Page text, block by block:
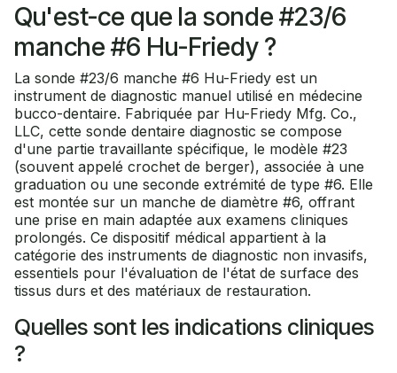
Qu'est-ce que la sonde #23/6
manche #6 Hu-Friedy ?
La sonde #23/6 manche #6 Hu-Friedy est un
instrument de diagnostic manuel utilisé en médecine
bucco-dentaire. Fabriquée par Hu-Friedy Mfg. Co.,
LLC, cette sonde dentaire diagnostic se compose
d'une partie travaillante spécifique, le modèle #23
(souvent appelé crochet de berger), associée à une
graduation ou une seconde extrémité de type #6. Elle
est montée sur un manche de diamètre #6, offrant
une prise en main adaptée aux examens cliniques
prolongés. Ce dispositif médical appartient à la
catégorie des instruments de diagnostic non invasifs,
essentiels pour l'évaluation de l'état de surface des
tissus durs et des matériaux de restauration.
Quelles sont les indications cliniques
?